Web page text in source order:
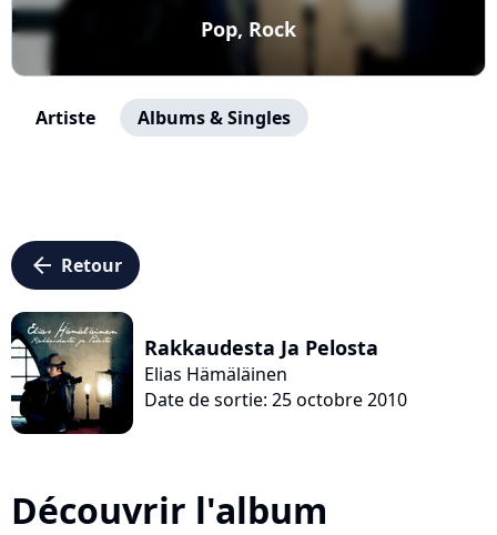
Pop, Rock
Artiste Albums & Singles
arrow_left Retour
Rakkaudesta Ja Pelosta
Elias Hämäläinen
Date de sortie: 25 octobre 2010
Découvrir l'album